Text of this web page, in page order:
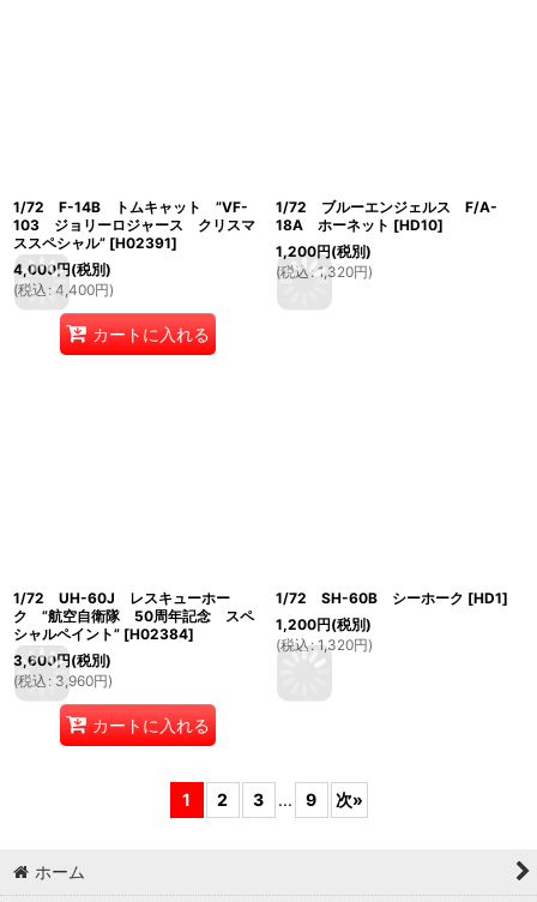
1/72 F-14B トムキャット ”VF-
103 ジョリーロジャース クリスマ
ススペシャル” [H02391]
4,000円(税別)
(税込 : 4,400円)
カートに入れる
1/72 ブルーエンジェルス F/A-
18A ホーネット [HD10]
1,200円(税別)
(税込: 1,320円)
1/72 UH-60J レスキューホー
ク ”航空自衛隊 50周年記念 スペ
シャルペイント” [H02384]
3,600円(税別)
(税込 : 3,960円)
カートに入れる
1/72 SH-60B シーホーク [HD1]
1,200円(税別)
(税込: 1,320円)
1 2 3 ... 9 次»
ホーム